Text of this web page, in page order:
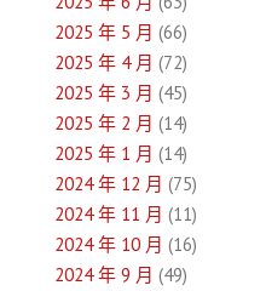
覽2025 年 5 月 (66)
2025 年 4 月 (72)
2025 年 3 月 (45)
2025 年 2 月 (14)
2025 年 1 月 (14)
2024 年 12 月 (75)
2024 年 11 月 (11)
2024 年 10 月 (16)
2024 年 9 月 (49)